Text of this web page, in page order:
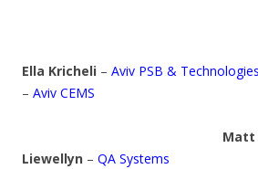
Ella Kricheli – Aviv PSB & Technologies
– Aviv CEMS
Matt
Liewellyn – QA Systems